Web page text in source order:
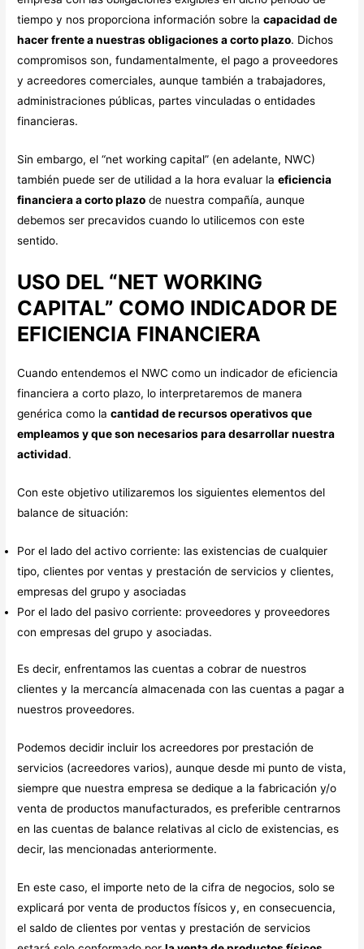
tiempo y nos proporciona información sobre lacapacidad de
hacer frente a nuestras obligaciones a corto plazo. Dichos
compromisos son, fundamentalmente, el pago a proveedores
y acreedores comerciales, aunque también a trabajadores,
administraciones públicas, partes vinculadas o entidades
financieras.
Sin embargo, el “net working capital” (en adelante, NWC)
también puede ser de utilidad a la hora evaluar laeficiencia
financiera a corto plazo de nuestra compañía, aunque
debemos ser precavidos cuando lo utilicemos con este
sentido.
USO DEL “NET WORKING
CAPITAL” COMO INDICADOR DE
EFICIENCIA FINANCIERA
Cuando entendemos el NWC como un indicador de eficiencia
financiera a corto plazo, lo interpretaremos de manera
genérica como lacantidad de recursos operativos que
empleamos y que son necesarios para desarrollar nuestra
actividad.
Con este objetivo utilizaremos los siguientes elementos del
balance de situación:
Por el lado del activo corriente: las existencias de cualquier
tipo, clientes por ventas y prestación de servicios y clientes,
empresas del grupo y asociadas
Por el lado del pasivo corriente: proveedores y proveedores
con empresas del grupo y asociadas.
Es decir, enfrentamos las cuentas a cobrar de nuestros
clientes y la mercancía almacenada con las cuentas a pagar a
nuestros proveedores.
Podemos decidir incluir los acreedores por prestación de
servicios (acreedores varios), aunque desde mi punto de vista,
siempre que nuestra empresa se dedique a la fabricación y/o
venta de productos manufacturados, es preferible centrarnos
en las cuentas de balance relativas al ciclo de existencias, es
decir, las mencionadas anteriormente.
En este caso, el importe neto de la cifra de negocios, solo se
explicará por venta de productos físicos y, en consecuencia,
el saldo de clientes por ventas y prestación de servicios